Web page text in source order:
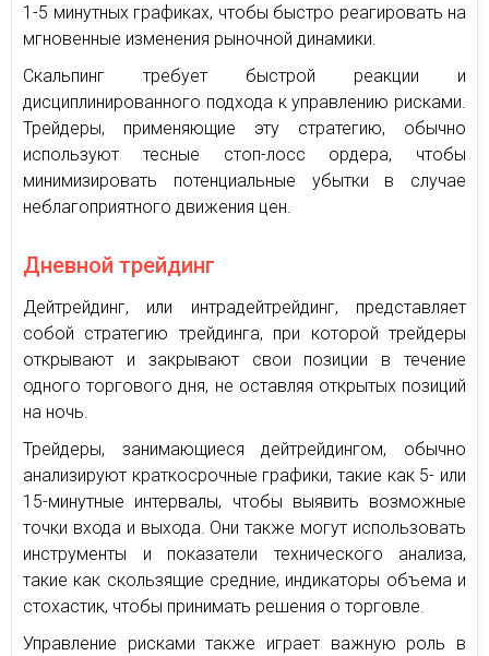
1-5 минутных графиках, чтобы быстро реагировать на
мгновенные изменения рыночной динамики.
Скальпинг требует быстрой реакции и
дисциплинированного подхода к управлению рисками.
Трейдеры, применяющие эту стратегию, обычно
используют тесные стоп-лосс ордера, чтобы
минимизировать потенциальные убытки в случае
неблагоприятного движения цен.
Дневной трейдинг
Дейтрейдинг, или интрадейтрейдинг, представляет
собой стратегию трейдинга, при которой трейдеры
открывают и закрывают свои позиции в течение
одного торгового дня, не оставляя открытых позиций
на ночь.
Трейдеры, занимающиеся дейтрейдингом, обычно
анализируют краткосрочные графики, такие как 5- или
15-минутные интервалы, чтобы выявить возможные
точки входа и выхода. Они также могут использовать
инструменты и показатели технического анализа,
такие как скользящие средние, индикаторы объема и
стохастик, чтобы принимать решения о торговле.
Управление рисками также играет важную роль в